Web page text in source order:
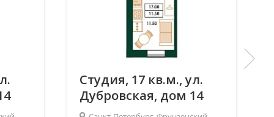
Студия, 17 кв.м., ул.
Дубровская, дом 14